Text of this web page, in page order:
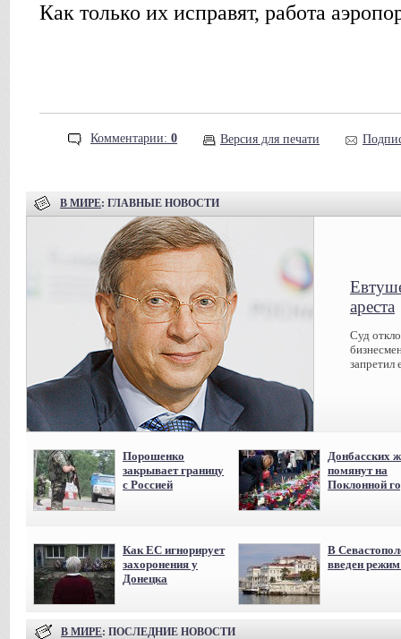
Как только их исправят, работа
Комментарии: 0 Версия для печати
В МИРЕ: ГЛАВНЫЕ НОВОСТИ
ареста
Суд
запретил
Порошенко
закрывает границу
с Россией
Донбасских
помянут на
Поклонной
Как ЕС игнорирует
захоронения у
Донецка
В
введен
В МИРЕ: ПОСЛЕДНИЕ НОВОСТИ